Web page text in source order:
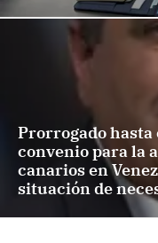
Prorrogado
convenio para la
canarios en
situación de